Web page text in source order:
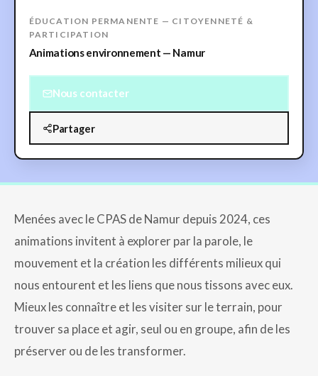
ÉDUCATION PERMANENTE — CITOYENNETÉ &
PARTICIPATION
Animations environnement — Namur
Nous contacter
Partager
Menées avec le CPAS de Namur depuis 2024, ces
animations invitent à explorer par la parole, le
mouvement et la création les différents milieux qui
nous entourent et les liens que nous tissons avec eux.
Mieux les connaître et les visiter sur le terrain, pour
trouver sa place et agir, seul ou en groupe, afin de les
préserver ou de les transformer.